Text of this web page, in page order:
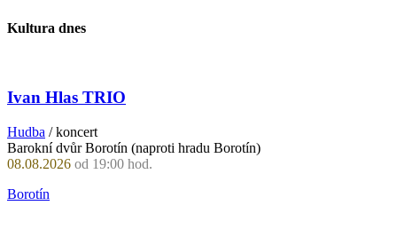
Kultura dnes
Ivan Hlas TRIO
Hudba / koncert
Barokní dvůr Borotín (naproti hradu Borotín)
08.08.2026 od 19:00 hod.
Borotín